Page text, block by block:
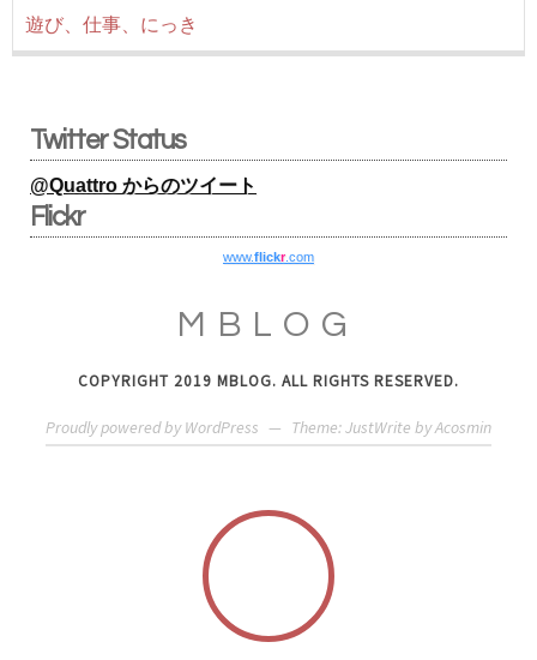
遊び、仕事、にっき
Twitter Status
@Quattro からのツイート
Flickr
www.flickr.com
MBLOG
COPYRIGHT 2019 MBLOG. ALL RIGHTS RESERVED.
Proudly powered by WordPress — Theme: JustWrite byAcosmin